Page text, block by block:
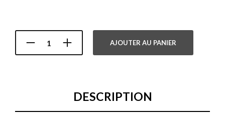
AJOUTER AU PANIER
DESCRIPTION